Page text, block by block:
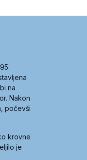
na
Nakon
počevši
krovne
je